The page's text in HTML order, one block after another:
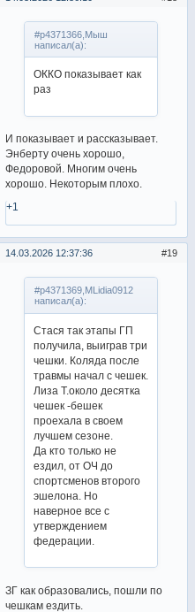
#p4371366,Мыш
написал(а):
ОККО показывает как
раз
И показывает и рассказывает.
Энберту очень хорошо,
Федоровой. Многим очень
хорошо. Некоторым плохо.
+1
19
14.03.2026 12:37:36
#p4371369,MLidia0912
написал(а):
Стася так этапы ГП
получила, выиграв три
чешки. Коляда после
травмы начал с чешек.
Лиза Т.около десятка
чешек -бешек
проехала в своем
лучшем сезоне.
Да кто только не
ездил, от ОЧ до
спортсменов второго
эшелона. Но
наверное все с
утверждением
федерации.
ЗГ как образовались, пошли по
чешкам ездить.